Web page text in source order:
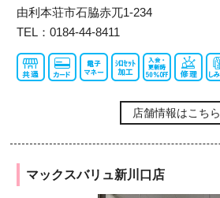
由利本荘市石脇赤兀1-234
TEL：0184-44-8411
店舗情報はこちら
マックスバリュ新川口店